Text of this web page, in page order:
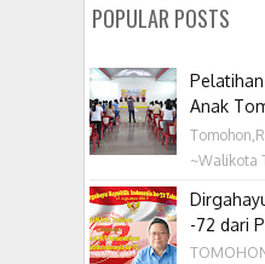
POPULAR POSTS
Anak
~Walikota
-72 dari